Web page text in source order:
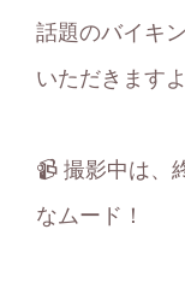
話題のバイキ
いただきますよ
📹 撮影中は、
なムード！